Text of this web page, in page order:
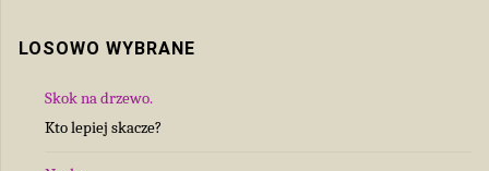
LOSOWO WYBRANE
Skok na drzewo.
Kto lepiej skacze?